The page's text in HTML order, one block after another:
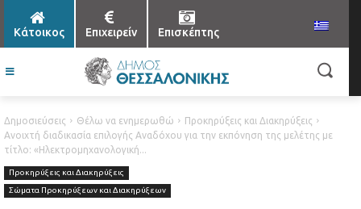
Κάτοικος Επιχειρείν Επισκέπτης
Δημοσιεύσεις Θέλω να ενημερωθώ
Προκηρύξεις και Διακηρύξεις
Ανοιχτή διαδικασία επιλογής Αναδόχου για την εκπόνηση της μελέτης με
τίτλο: «Ηλεκτρομηχανολογική...
Προκηρύξεις και Διακηρύξεις
Σώματα Προκηρύξεων και Διακηρύξεων